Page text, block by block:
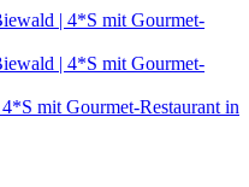
mit Gourmet-Restaurant in